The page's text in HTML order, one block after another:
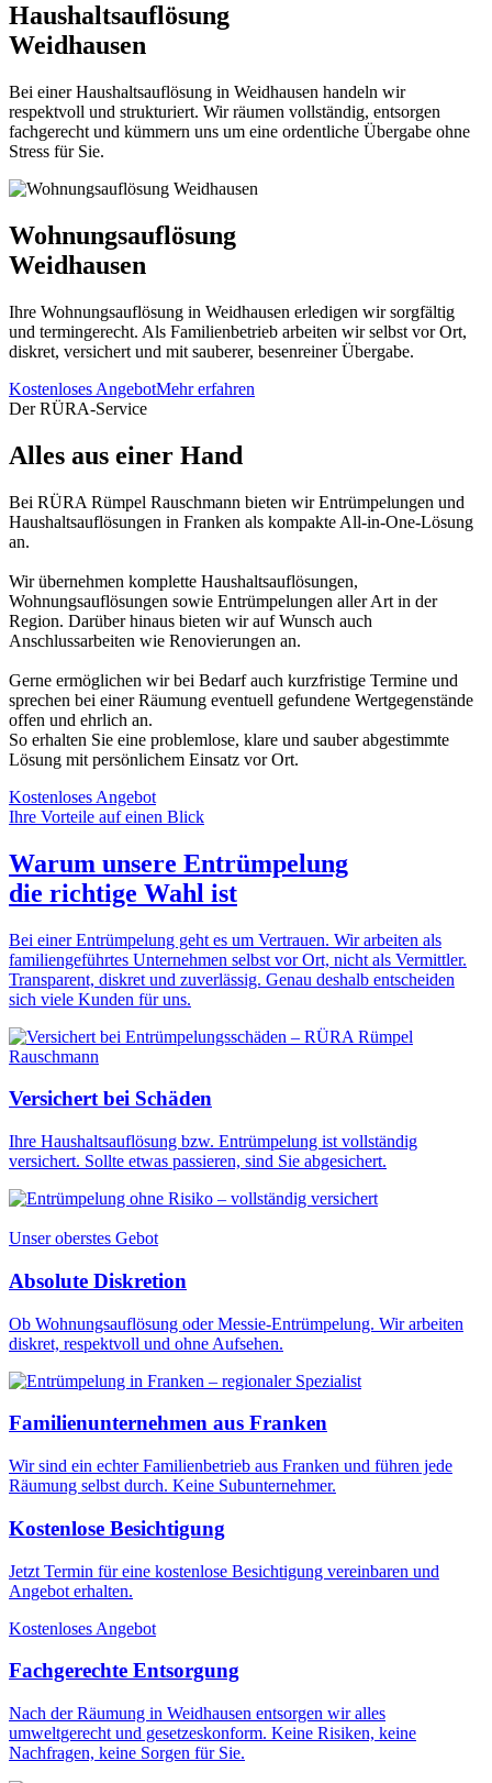
Haushaltsauflösung
Weidhausen
Bei einer Haushaltsauflösung in Weidhausen handeln wir
respektvoll und strukturiert. Wir räumen vollständig, entsorgen
fachgerecht und kümmern uns um eine ordentliche Übergabe ohne
Stress für Sie.
Wohnungsauflösung
Weidhausen
Ihre Wohnungsauflösung in Weidhausen erledigen wir sorgfältig
und termingerecht. Als Familienbetrieb arbeiten wir selbst vor Ort,
diskret, versichert und mit sauberer, besenreiner Übergabe.
Kostenloses AngebotMehr erfahren
Der RÜRA-Service
Alles aus einer Hand
Bei RÜRA Rümpel Rauschmann bieten wir Entrümpelungen und
Haushaltsauflösungen in Franken als kompakte All-in-One-Lösung
an.
Wir übernehmen komplette Haushaltsauflösungen,
Wohnungsauflösungen sowie Entrümpelungen aller Art in der
Region. Darüber hinaus bieten wir auf Wunsch auch
Anschlussarbeiten wie Renovierungen an.
Gerne ermöglichen wir bei Bedarf auch kurzfristige Termine und
sprechen bei einer Räumung eventuell gefundene Wertgegenstände
offen und ehrlich an.
So erhalten Sie eine problemlose, klare und sauber abgestimmte
Lösung mit persönlichem Einsatz vor Ort.
Kostenloses Angebot
Ihre Vorteile auf einen Blick
Warum unsere Entrümpelung
die richtige Wahl ist
Bei einer Entrümpelung geht es um Vertrauen. Wir arbeiten als
familiengeführtes Unternehmen selbst vor Ort, nicht als Vermittler.
Transparent, diskret und zuverlässig. Genau deshalb entscheiden
sich viele Kunden für uns.
Versichert bei Schäden
Ihre Haushaltsauflösung bzw. Entrümpelung ist vollständig
versichert. Sollte etwas passieren, sind Sie abgesichert.
Unser oberstes Gebot
Absolute Diskretion
Ob Wohnungsauflösung oder Messie-Entrümpelung. Wir arbeiten
diskret, respektvoll und ohne Aufsehen.
Familienunternehmen aus Franken
Wir sind ein echter Familienbetrieb aus Franken und führen jede
Räumung selbst durch. Keine Subunternehmer.
Kostenlose Besichtigung
Jetzt Termin für eine kostenlose Besichtigung vereinbaren und
Angebot erhalten.
Kostenloses Angebot
Fachgerechte Entsorgung
Nach der Räumung in Weidhausen entsorgen wir alles
umweltgerecht und gesetzeskonform. Keine Risiken, keine
Nachfragen, keine Sorgen für Sie.